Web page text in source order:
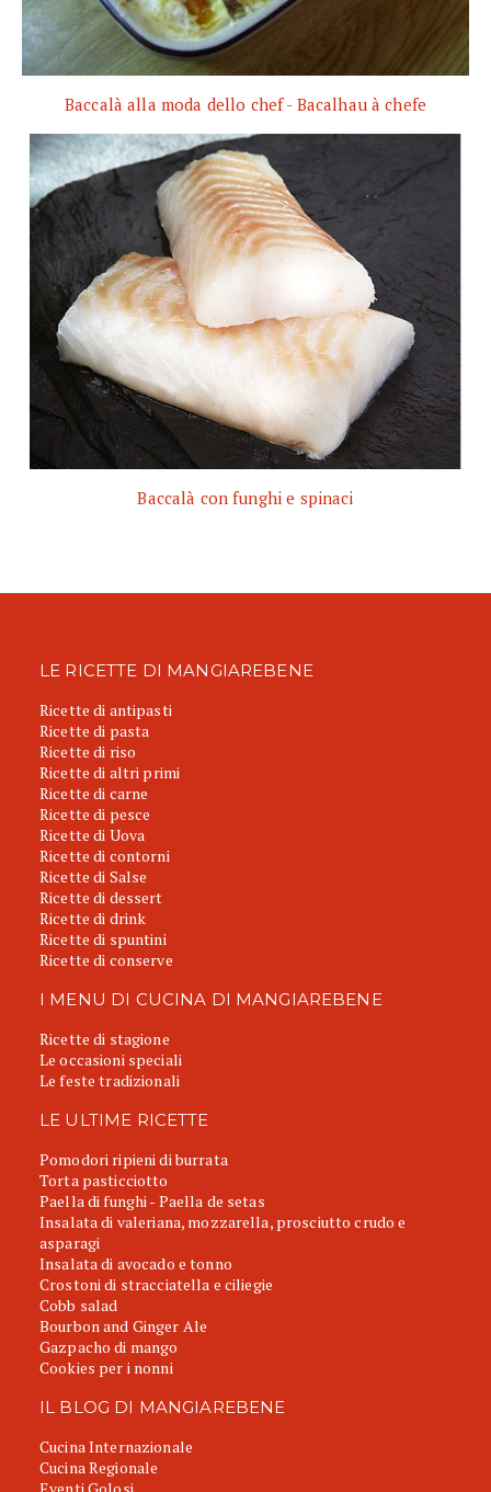
Baccalà alla moda dello chef - Bacalhau à chefe
Baccalà con funghi e spinaci
LE RICETTE DI MANGIAREBENE
Ricette di antipasti
Ricette di pasta
Ricette di riso
Ricette di altri primi
Ricette di carne
Ricette di pesce
Ricette di Uova
Ricette di contorni
Ricette di Salse
Ricette di dessert
Ricette di drink
Ricette di spuntini
Ricette di conserve
I MENU DI CUCINA DI MANGIAREBENE
Ricette di stagione
Le occasioni speciali
Le feste tradizionali
LE ULTIME RICETTE
Pomodori ripieni di burrata
Torta pasticciotto
Paella di funghi - Paella de setas
Insalata di valeriana, mozzarella, prosciutto crudo e
asparagi
Insalata di avocado e tonno
Crostoni di stracciatella e ciliegie
Cobb salad
Bourbon and Ginger Ale
Gazpacho di mango
Cookies per i nonni
IL BLOG DI MANGIAREBENE
Cucina Internazionale
Cucina Regionale